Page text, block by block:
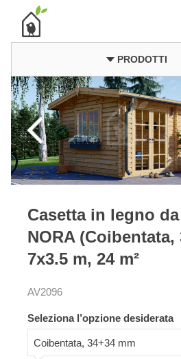
PRODOTTI
Casetta in legno
NORA (Coibentata,
7x3.5 m, 24 m²
AV2096
Seleziona l’opzione desiderata
Coibentata, 34+34 mm